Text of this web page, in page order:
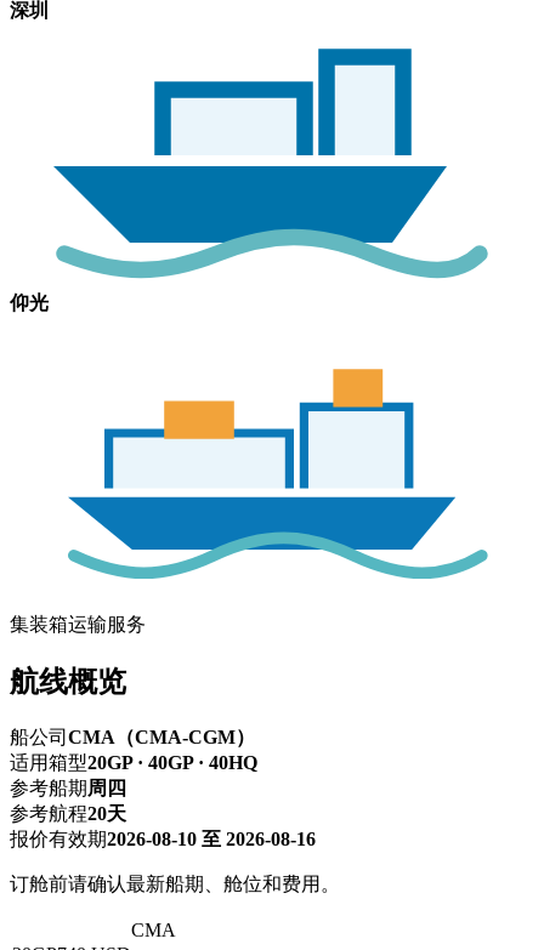
深圳
仰光
集装箱运输服务
航线概览
船公司 CMA（CMA-CGM）
适用箱型20GP · 40GP · 40HQ
参考船期 周四
参考航程20天
报价有效期2026-08-10 至 2026-08-16
订舱前请确认最新船期、舱位和费用。
CMA